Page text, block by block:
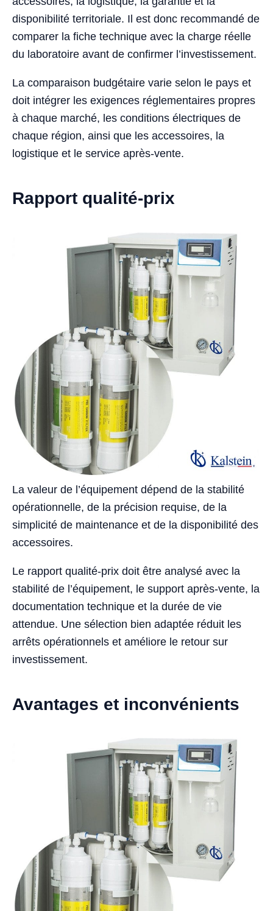
disponibilité territoriale. Il est donc recommandé de
comparer la fiche technique avec la charge réelle
du laboratoire avant de confirmer l’investissement.
La comparaison budgétaire varie selon le pays et
doit intégrer les exigences réglementaires propres
à chaque marché, les conditions électriques de
chaque région, ainsi que les accessoires, la
logistique et le service après-vente.
Rapport qualité-prix
La valeur de l’équipement dépend de la stabilité
opérationnelle, de la précision requise, de la
simplicité de maintenance et de la disponibilité des
accessoires.
Le rapport qualité-prix doit être analysé avec la
stabilité de l’équipement, le support après-vente, la
documentation technique et la durée de vie
attendue. Une sélection bien adaptée réduit les
arrêts opérationnels et améliore le retour sur
investissement.
Avantages et inconvénients